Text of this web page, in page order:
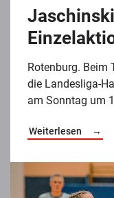
Rotenburg. Beim
die Landesliga-
am Sonntag um
Weiterlesen